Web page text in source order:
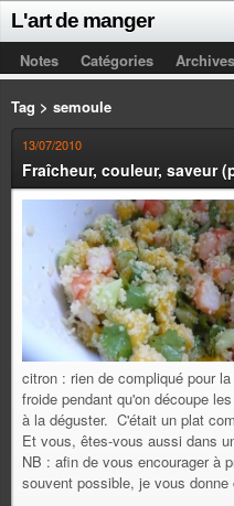
L'art de manger
Notes Catégories Archives
Tag > semoule
13/07/2010
Fraîcheur, couleur, saveur
citron : rien de compliqué pour
froide pendant qu'on découpe
à la déguster. C'était un plat
Et vous, êtes-vous aussi dans
NB : afin de vous encourager à
souvent possible, je vous donne